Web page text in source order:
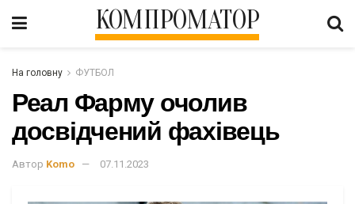
КОМПРОМАТОР
На головну ФУТБОЛ
Реал Фарму очолив
досвідчений фахівець
Автор Komo 07.11.2023